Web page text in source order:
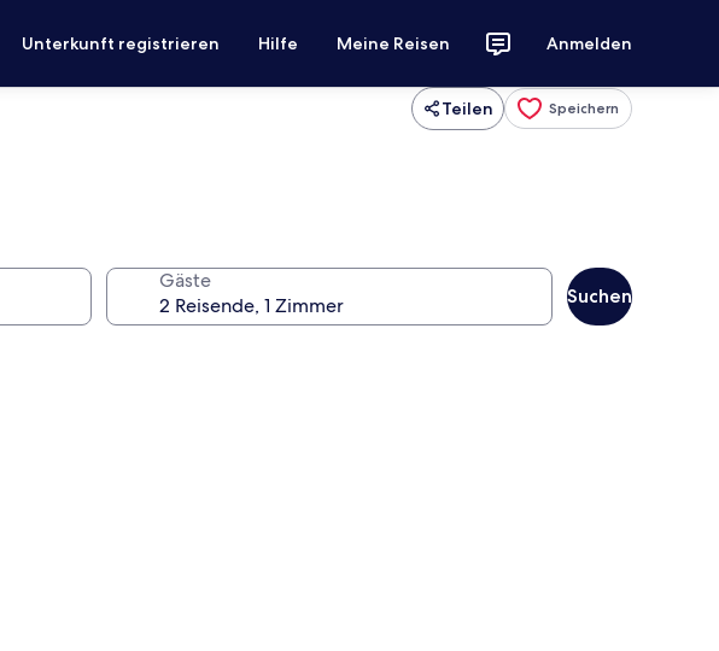
Unterkunft registrieren Hilfe Meine Reisen Anmelden
Teilen Speichern
Gäste
Suchen